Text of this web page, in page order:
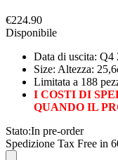
€224.90
Disponibile
Data di uscita: Q4
Size: Altezza:
Limitata a 188
I COSTI DI
QUANDO IL
Stato:In pre-order
Spedizione Tax Free in